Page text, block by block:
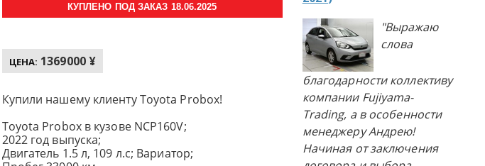
КУПЛЕНО ПОД ЗАКАЗ 18.06.2025
ЦЕНА: 1369000 ¥
Купили нашему клиенту Toyota Probox!
Toyota Probox в кузове NCP160V;
2022 год выпуска;
Двигатель 1.5 л, 109 л.с; Вариатор;
"Выражаю
слова
благодарности коллективу
компании Fujiyama-
Trading, а в особенности
менеджеру Андрею!
Начиная от заключения